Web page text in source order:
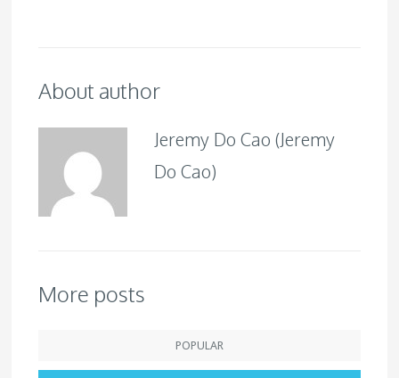
About author
Jeremy Do Cao (Jeremy
Do Cao)
More posts
POPULAR